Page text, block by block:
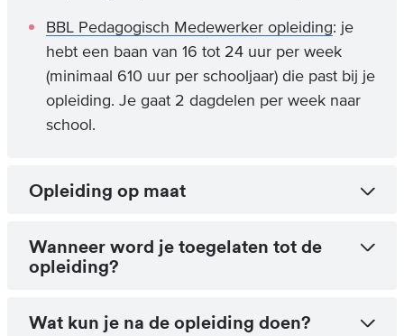
BBL Pedagogisch Medewerker opleiding: je
hebt een baan van 16 tot 24 uur per week
(minimaal 610 uur per schooljaar) die past bij je
opleiding. Je gaat 2 dagdelen per week naar
school.
Opleiding op maat
Wanneer word je toegelaten tot de
opleiding?
Wat kun je na de opleiding doen?